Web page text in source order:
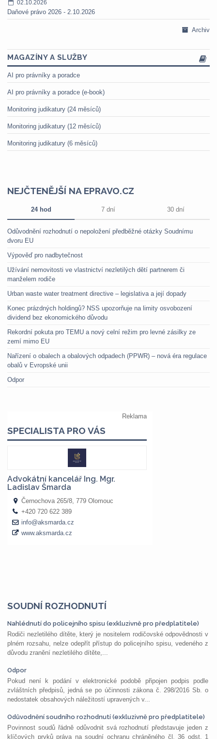
02.10.2026
Daňové právo 2026 - 2.10.2026
Archiv
MAGAZÍNY A SLUŽBY
AI pro právníky a poradce
AI pro právníky a poradce (e-book)
Monitoring judikatury (24 měsíců)
Monitoring judikatury (12 měsíců)
Monitoring judikatury (6 měsíců)
NEJČTENĚJŠÍ NA EPRAVO.CZ
24 hod 7 dní 30 dní
Odůvodnění rozhodnutí o nepoložení předběžné otázky Soudnímu
dvoru EU
Výpověď pro nadbytečnost
Užívání nemovitosti ve vlastnictví nezletilých dětí partnerem či
manželem rodiče
Urban waste water treatment directive – legislativa a její dopady
Konec prázdných holdingů? NSS upozorňuje na limity osvobození
dividend bez ekonomického důvodu
Rekordní pokuta pro TEMU a nový celní režim pro levné zásilky ze
zemí mimo EU
Nařízení o obalech a obalových odpadech (PPWR) – nová éra regulace
obalů v Evropské unii
Odpor
SOUDNÍ ROZHODNUTÍ
Nahlédnutí do policejního spisu (exkluzivně pro předplatitele)
Rodiči nezletilého dítěte, který je nositelem rodičovské odpovědnosti v
plném rozsahu, nelze odepřít přístup do policejního spisu, vedeného z
důvodu zranění nezletilého dítěte,...
Odpor
Pokud není k podání v elektronické podobě připojen podpis podle
zvláštních předpisů, jedná se po účinnosti zákona č. 298/2016 Sb. o
nedostatek obsahových náležitostí upravených v...
Odůvodnění soudního rozhodnutí (exkluzivně pro předplatitele)
Povinnost soudů řádně odůvodnit svá rozhodnutí představuje jeden z
klíčových prvků práva na soudní ochranu chráněného čl. 36 odst. 1